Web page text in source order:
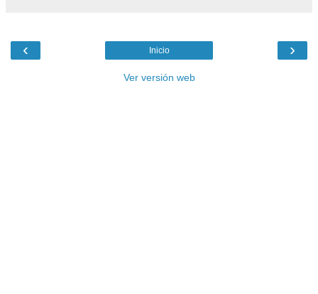
‹ ›
Inicio
Ver versión web